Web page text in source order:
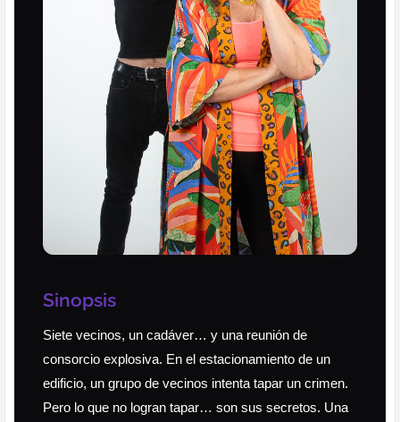
Sinopsis
Siete vecinos, un cadáver… y una reunión de
consorcio explosiva. En el estacionamiento de un
edificio, un grupo de vecinos intenta tapar un crimen.
Pero lo que no logran tapar… son sus secretos. Una